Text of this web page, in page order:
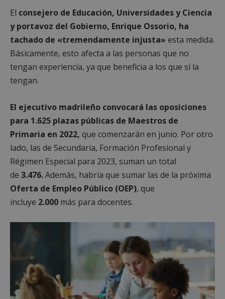
El consejero de Educación, Universidades y Ciencia
y portavoz del Gobierno, Enrique Ossorio, ha
tachado de «tremendamente injusta» esta medida.
Básicamente, esto afecta a las personas que no
tengan experiencia, ya que beneficia a los que sí la
tengan.
El ejecutivo madrileño convocará las oposiciones
para 1.625 plazas públicas de Maestros de
Primaria en 2022, que comenzarán en junio. Por otro
lado, las de Secundaria, Formación Profesional y
Régimen Especial para 2023, suman un total
de 3.476.Además, habría que sumar las de la próxima
Oferta de Empleo Público (OEP), que
incluye 2.000 más para docentes.